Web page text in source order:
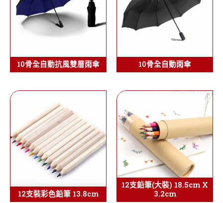
10骨全自動抗風雙層雨傘 10骨全自動雨傘
12支裝彩色鉛筆 13.8cm
12支鉛筆(大裝) 18.5cm X
3.2cm